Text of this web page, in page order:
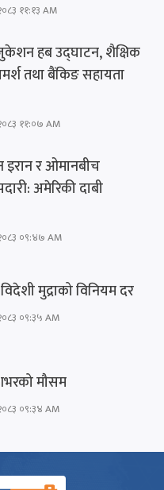
११:१३ AM
हब उद्घाटन, शैक्षिक
तथा बैंकिङ सहायता
११:०७ AM
इरान र ओमानबीच
अमेरिकी दाबी
०९:४७ AM
मुद्राको विनियम दर
०९:३५ AM
मौसम
०९:३४ AM